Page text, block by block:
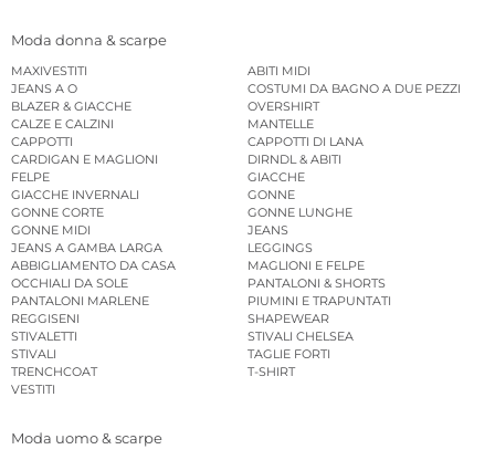
Moda donna & scarpe
MAXIVESTITI
ABITI MIDI
JEANS A O
COSTUMI DA BAGNO A DUE PEZZI
BLAZER & GIACCHE
OVERSHIRT
CALZE E CALZINI
MANTELLE
CAPPOTTI
CAPPOTTI DI LANA
CARDIGAN E MAGLIONI
DIRNDL & ABITI
FELPE
GIACCHE
GIACCHE INVERNALI
GONNE
GONNE CORTE
GONNE LUNGHE
GONNE MIDI
JEANS
JEANS A GAMBA LARGA
LEGGINGS
ABBIGLIAMENTO DA CASA
MAGLIONI E FELPE
OCCHIALI DA SOLE
PANTALONI & SHORTS
PANTALONI MARLENE
PIUMINI E TRAPUNTATI
REGGISENI
SHAPEWEAR
STIVALETTI
STIVALI CHELSEA
STIVALI
TAGLIE FORTI
TRENCHCOAT
T-SHIRT
VESTITI
Moda uomo & scarpe